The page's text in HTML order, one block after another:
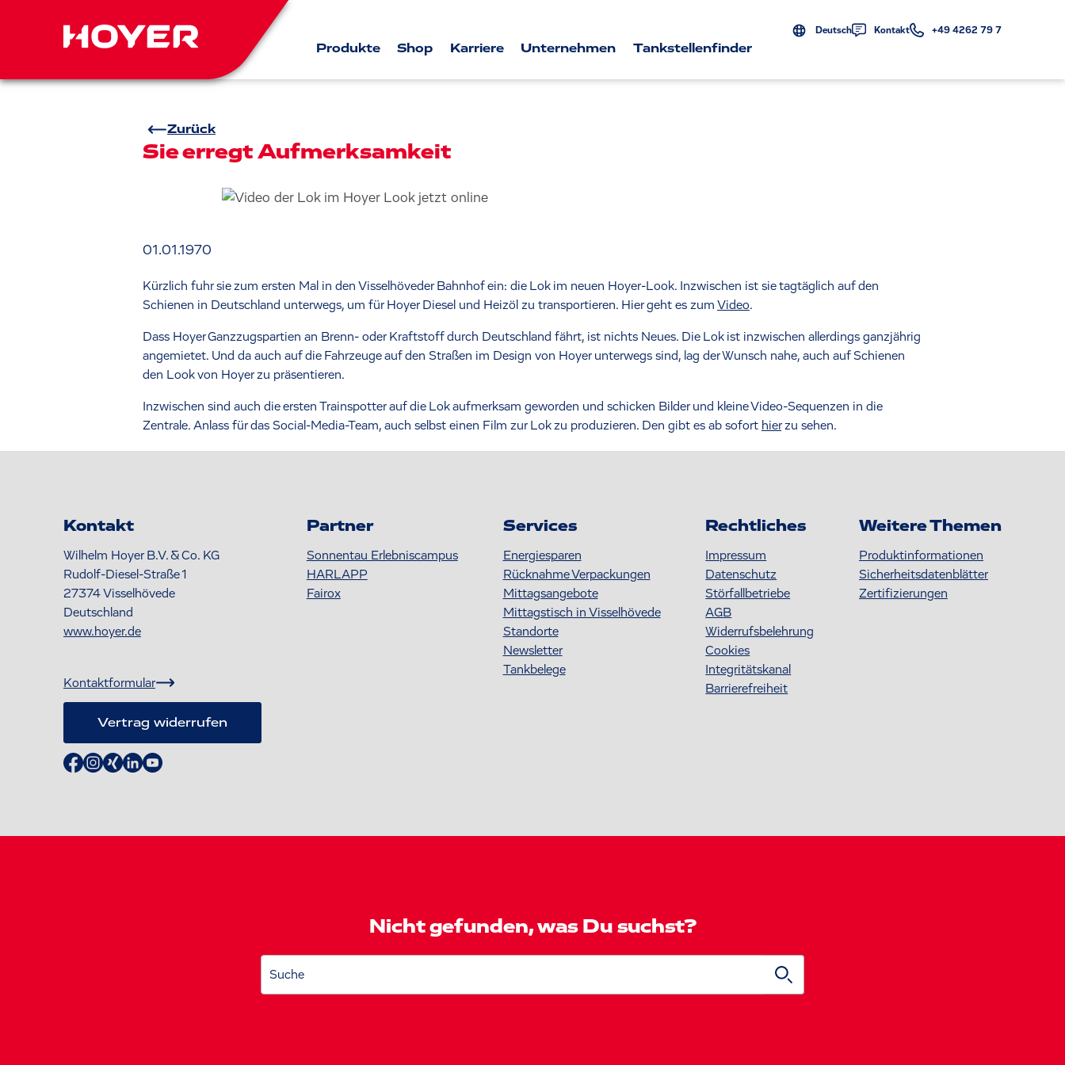
Deutsch Kontakt +49 4262 79 7
Produkte Shop Karriere Unternehmen Tankstellenfinder
Zurück
Sie erregt Aufmerksamkeit
01.01.1970
Kürzlich fuhr sie zum ersten Mal in den Visselhöveder Bahnhof ein: die Lok im neuen Hoyer-Look. Inzwischen ist sie tagtäglich auf den
Schienen in Deutschland unterwegs, um für Hoyer Diesel und Heizöl zu transportieren. Hier geht es zum Video.
Dass Hoyer Ganzzugspartien an Brenn- oder Kraftstoff durch Deutschland fährt, ist nichts Neues. Die Lok ist inzwischen allerdings ganzjährig
angemietet. Und da auch auf die Fahrzeuge auf den Straßen im Design von Hoyer unterwegs sind, lag der Wunsch nahe, auch auf Schienen
den Look von Hoyer zu präsentieren.
Inzwischen sind auch die ersten Trainspotter auf die Lok aufmerksam geworden und schicken Bilder und kleine Video-Sequenzen in die
Zentrale. Anlass für das Social-Media-Team, auch selbst einen Film zur Lok zu produzieren. Den gibt es ab sofort hierzu sehen.
Kontakt
Wilhelm Hoyer B.V. & Co. KG
Rudolf-Diesel-Straße 1
27374Visselhövede
Deutschland
www.hoyer.de
Kontaktformular
Vertrag widerrufen
Partner
Sonnentau Erlebniscampus
HARLAPP
Fairox
Services
Energiesparen
Rücknahme Verpackungen
Mittagsangebote
Mittagstisch in Visselhövede
Standorte
Newsletter
Tankbelege
Rechtliches
Impressum
Datenschutz
Störfallbetriebe
AGB
Widerrufsbelehrung
Cookies
Integritätskanal
Barrierefreiheit
Weitere Themen
Produktinformationen
S icherheitsdatenblätter
Zertifizierungen
Nicht gefunden, was Du suchst?
Suche